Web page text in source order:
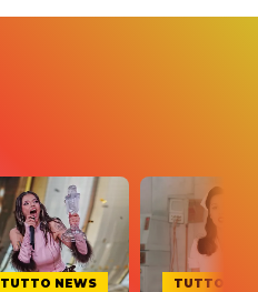
TUTTO NEWS TUTTO